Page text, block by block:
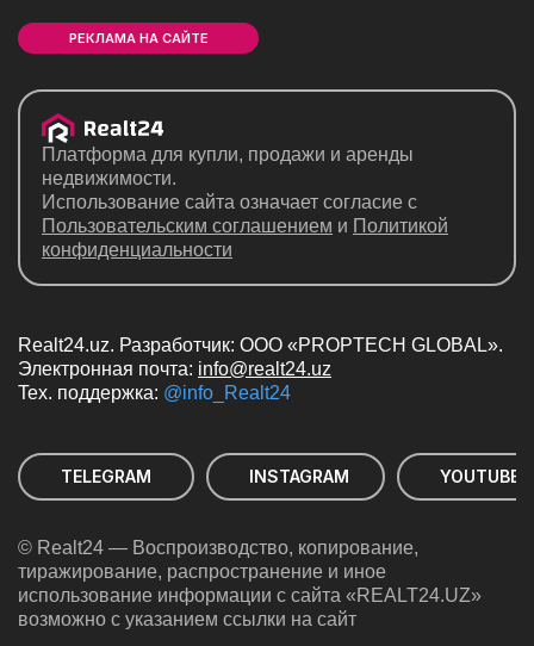
РЕКЛАМА НА САЙТЕ
Платформа для купли, продажи и аренды
недвижимости.
Использование сайта означает согласие с
Пользовательским соглашением и Политикой
конфиденциальности
Realt24.uz. Разработчик: ООО «PROPTECH GLOBAL».
Электронная почта: info@realt24.uz
Teх. поддержка: @info_Realt24
TELEGRAM INSTAGRAM YOUTUBE
© Realt24 — Воспроизводство, копирование,
тиражирование, распространение и иное
использование информации с сайта «REALT24.UZ»
возможно с указанием ссылки на сайт